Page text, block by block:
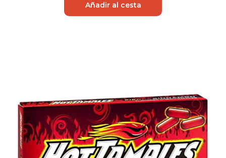
Añadir al cesta